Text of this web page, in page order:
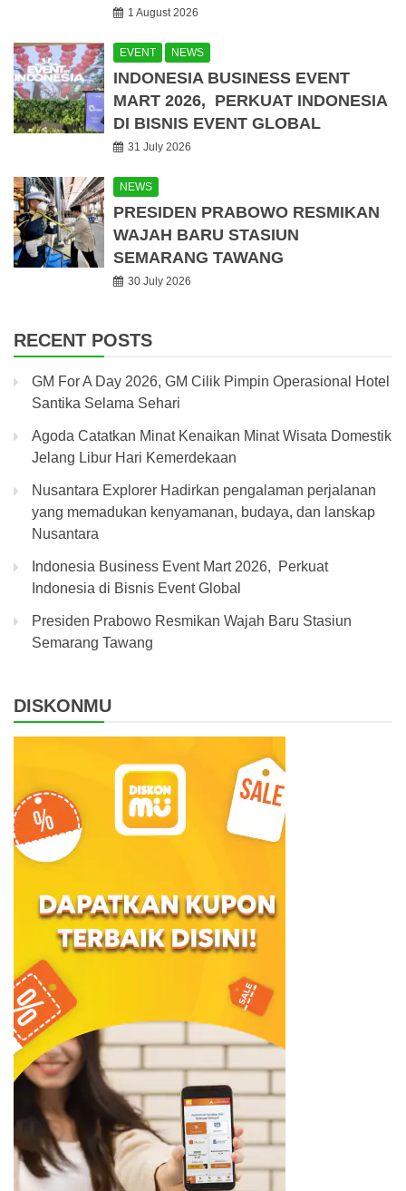
1 August 2026
EVENT NEWS
INDONESIA BUSINESS EVENT
MART 2026, PERKUAT INDONESIA
DI BISNIS EVENT GLOBAL
31 July 2026
NEWS
PRESIDEN PRABOWO RESMIKAN
WAJAH BARU STASIUN
SEMARANG TAWANG
30 July 2026
RECENT POSTS
GM For A Day 2026, GM Cilik Pimpin Operasional Hotel
Santika Selama Sehari
Agoda Catatkan Minat Kenaikan Minat Wisata Domestik
Jelang Libur Hari Kemerdekaan
Nusantara Explorer Hadirkan pengalaman perjalanan
yang memadukan kenyamanan, budaya, dan lanskap
Nusantara
Indonesia Business Event Mart 2026, Perkuat
Indonesia di Bisnis Event Global
Presiden Prabowo Resmikan Wajah Baru Stasiun
Semarang Tawang
DISKONMU